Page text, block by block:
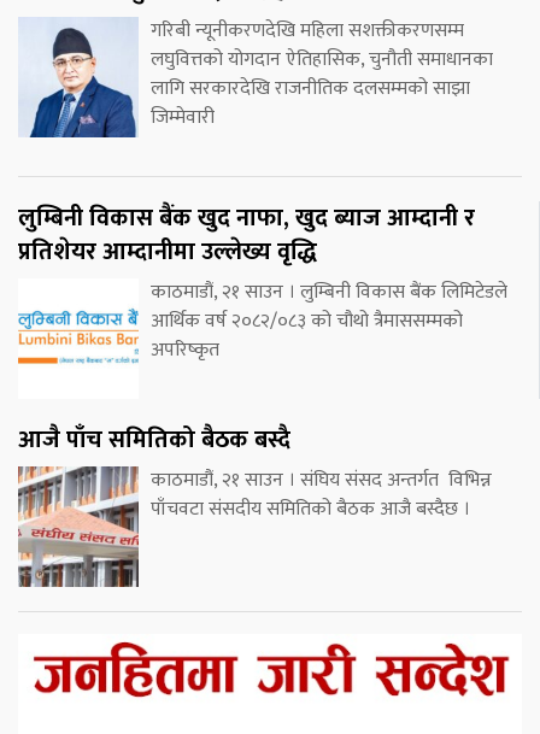
गरिबी न्यूनीकरणदेखि महिला सशक्तीकरणसम्म
लघुवित्तको योगदान ऐतिहासिक, चुनौती समाधानका
लागि सरकारदेखि राजनीतिक दलसम्मको साझा
जिम्मेवारी
लुम्बिनी विकास बैंक खुद नाफा, खुद ब्याज आम्दानी र
प्रतिशेयर आम्दानीमा उल्लेख्य वृद्धि
काठमाडौं, २१ साउन । लुम्बिनी विकास बैंक लिमिटेडले
आर्थिक वर्ष २०८२/०८३ को चौथो त्रैमाससम्मको
अपरिष्कृत
आजै पाँच समितिको बैठक बस्दै
काठमाडौं, २१ साउन । संघिय संसद अन्तर्गत विभिन्न
पाँचवटा संसदीय समितिको बैठक आजै बस्दैछ ।